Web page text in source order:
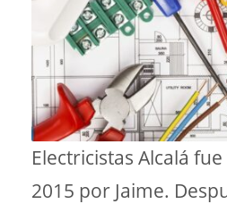
Electricistas Alcalá
2015 por Jaime.